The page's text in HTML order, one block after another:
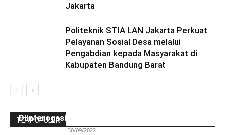
Jakarta
Politeknik STIA LAN Jakarta Perkuat
Pelayanan Sosial Desa melalui
Pengabdian kepada Masyarakat di
Kabupaten Bandung Barat
TERPOPULER
Ini Kronologinya! Diduga Teriaki Kata Sambo,
Diinterogasi Aparat Polres Sikka
- 30/09/2022